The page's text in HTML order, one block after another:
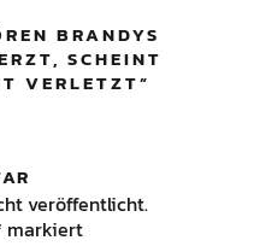
BRANDYS
SCHEINT
VERLETZT”
veröffentlicht.
markiert